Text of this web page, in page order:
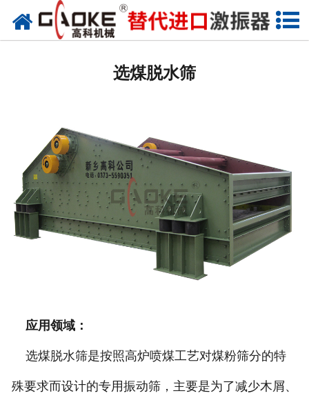
网站首页
配套设备
筛分备件
选煤脱水筛
应用领域：
选煤脱水筛是按照高炉喷煤工艺对煤粉筛分的特
殊要求而设计的专用振动筛，主要是为了减少木屑、